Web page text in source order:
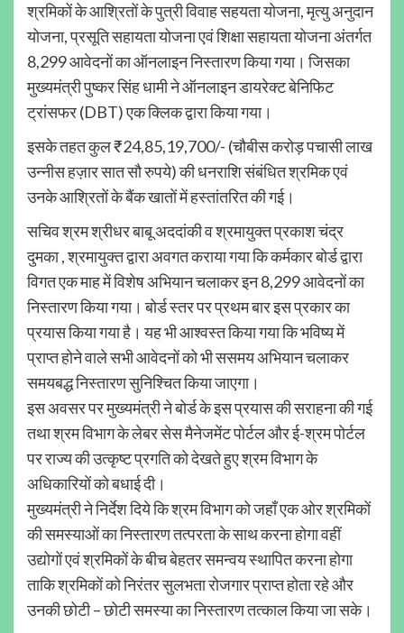
श्रमिकों के आश्रितों के पुत्री विवाह सहयता योजना, मृत्यु अनुदान
योजना, प्रसूति सहायता योजना एवं शिक्षा सहायता योजना अंतर्गत
8,299 आवेदनों का ऑनलाइन निस्तारण किया गया। जिसका
मुख्यमंत्री पुष्कर सिंह धामी ने ऑनलाइन डायरेक्ट बेनिफिट
ट्रांसफर (DBT) एक क्लिक द्वारा किया गया।
इसके तहत कुल ₹24,85,19,700/- (चौबीस करोड़ पचासी लाख
उन्नीस हज़ार सात सौ रुपये) की धनराशि संबंधित श्रमिक एवं
उनके आश्रितों के बैंक खातों में हस्तांतरित की गई।
सचिव श्रम श्रीधर बाबू अददांकी व श्रमायुक्त प्रकाश चंद्र
दुमका , श्रमायुक्त द्वारा अवगत कराया गया कि कर्मकार बोर्ड द्वारा
विगत एक माह में विशेष अभियान चलाकर इन 8,299 आवेदनों का
निस्तारण किया गया। बोर्ड स्तर पर प्रथम बार इस प्रकार का
प्रयास किया गया है। यह भी आश्वस्त किया गया कि भविष्य में
प्राप्त होने वाले सभी आवेदनों को भी ससमय अभियान चलाकर
समयबद्ध निस्तारण सुनिश्चित किया जाएगा।
इस अवसर पर मुख्यमंत्री ने बोर्ड के इस प्रयास की सराहना की गई
तथा श्रम विभाग के लेबर सेस मैनेजमेंट पोर्टल और ई-श्रम पोर्टल
पर राज्य की उत्कृष्ट प्रगति को देखते हुए श्रम विभाग के
अधिकारियों को बधाई दी।
मुख्यमंत्री ने निर्देश दिये कि श्रम विभाग को जहाँ एक ओर श्रमिकों
की समस्याओं का निस्तारण तत्परता के साथ करना होगा वहीं
उद्योगों एवं श्रमिकों के बीच बेहतर समन्वय स्थापित करना होगा
ताकि श्रमिकों को निरंतर सुलभता रोजगार प्राप्त होता रहे और
उनकी छोटी – छोटी समस्या का निस्तारण तत्काल किया जा सके।